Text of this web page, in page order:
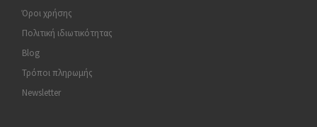
Όροι χρήσης
Πολιτική ιδιωτικότητας
Blog
Τρόποι πληρωμής
Newsletter